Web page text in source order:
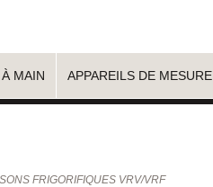
MAIN APPAREILS DE MESURE
FRIGORIFIQUES VRV/VRF